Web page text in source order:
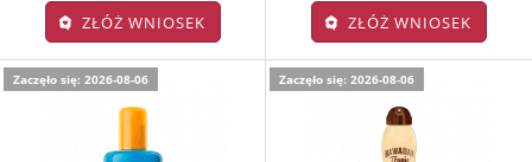
ZŁÓŻ WNIOSEK ZŁÓŻ WNIOSEK
Zaczęło się: 2026-08-06 Zaczęło się: 2026-08-06